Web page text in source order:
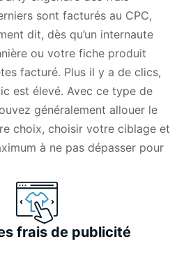
sont facturés au CPC,
dit, dès qu’un internaute
ou votre fiche produit
facturé. Plus il y a de clics,
est élevé. Avec ce type de
généralement allouer le
choix, choisir votre ciblage et
à ne pas dépasser pour
frais de publicité